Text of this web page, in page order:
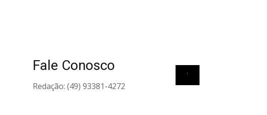
Fale Conosco
Redação: (49) 93381-4272